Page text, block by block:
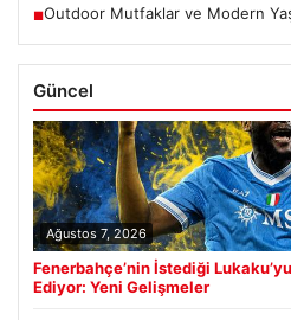
■Outdoor Mutfaklar ve Modern
Güncel
Ağustos 7, 2026
Fenerbahçe’nin İstediği
Ediyor: Yeni Gelişmeler